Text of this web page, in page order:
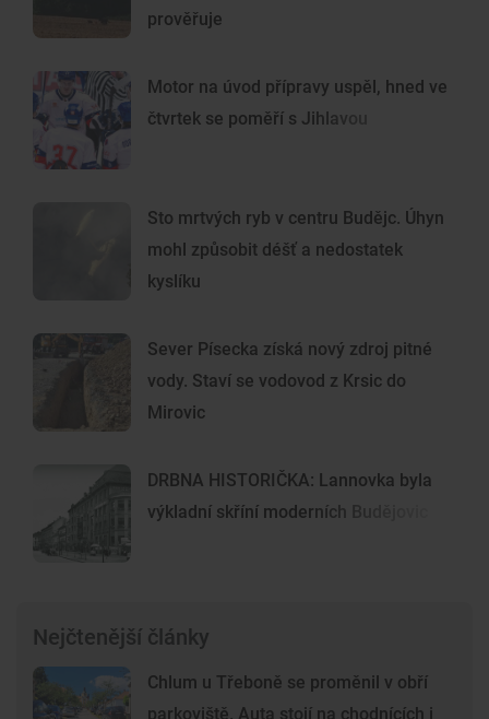
prověřuje
Motor na úvod přípravy uspěl, hned ve
čtvrtek se poměří s Jihlavou
Sto mrtvých ryb v centru Budějc. Úhyn
mohl způsobit déšť a nedostatek
kyslíku
Sever Písecka získá nový zdroj pitné
vody. Staví se vodovod z Krsic do
Mirovic
DRBNA HISTORIČKA: Lannovka byla
výkladní skříní moderních Budějovic
Nejčtenější články
Chlum u Třeboně se proměnil v obří
parkoviště. Auta stojí na chodnících i